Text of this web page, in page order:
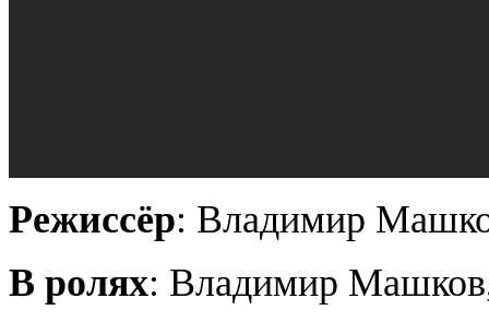
Режиссёр: Владимир
В ролях: Владимир